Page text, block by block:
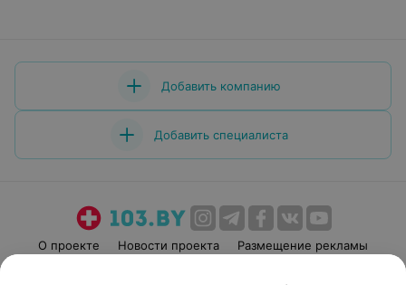
Добавить компанию
Добавить специалиста
О проекте Новости проекта
Размещение рекламы